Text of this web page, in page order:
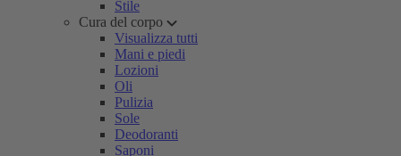
Stile
Cura del corpo
Visualizza tutti
Mani e piedi
Lozioni
Oli
Pulizia
Sole
Deodoranti
Saponi